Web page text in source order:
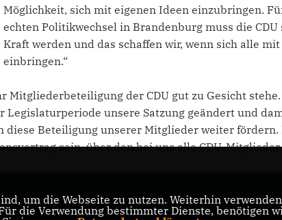
Möglichkeit, sich mit eigenen Ideen einzubringen.
echten Politikwechsel in Brandenburg muss die CDU
Kraft werden und das schaffen wir, wenn sich alle mit
einbringen.“
Mitgliederbeteiligung der CDU gut zu Gesicht
Legislaturperiode unsere Satzung geändert und
Beteiligung unserer Mitglieder weiter fördern.
sein, über den bei uns alle CDU-Mitglieder
um die Webseite zu nutzen. Weiterhin
die Verwendung bestimmter Dienste, benötigen